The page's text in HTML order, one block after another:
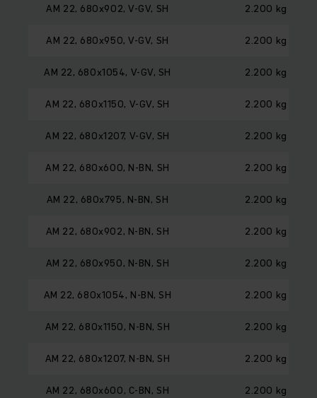
AM 22, 680x902, V-GV, SH 2.200 kg
AM 22, 680x950, V-GV, SH 2.200 kg
AM 22, 680x1054, V-GV, SH 2.200 kg
AM 22, 680x1150, V-GV, SH 2.200 kg
AM 22, 680x1207, V-GV, SH 2.200 kg
AM 22, 680x600, N-BN, SH 2.200 kg
AM 22, 680x795, N-BN, SH 2.200 kg
AM 22, 680x902, N-BN, SH 2.200 kg
AM 22, 680x950, N-BN, SH 2.200 kg
AM 22, 680x1054, N-BN, SH 2.200 kg
AM 22, 680x1150, N-BN, SH 2.200 kg
AM 22, 680x1207, N-BN, SH 2.200 kg
AM 22, 680x600, C-BN, SH 2.200 kg